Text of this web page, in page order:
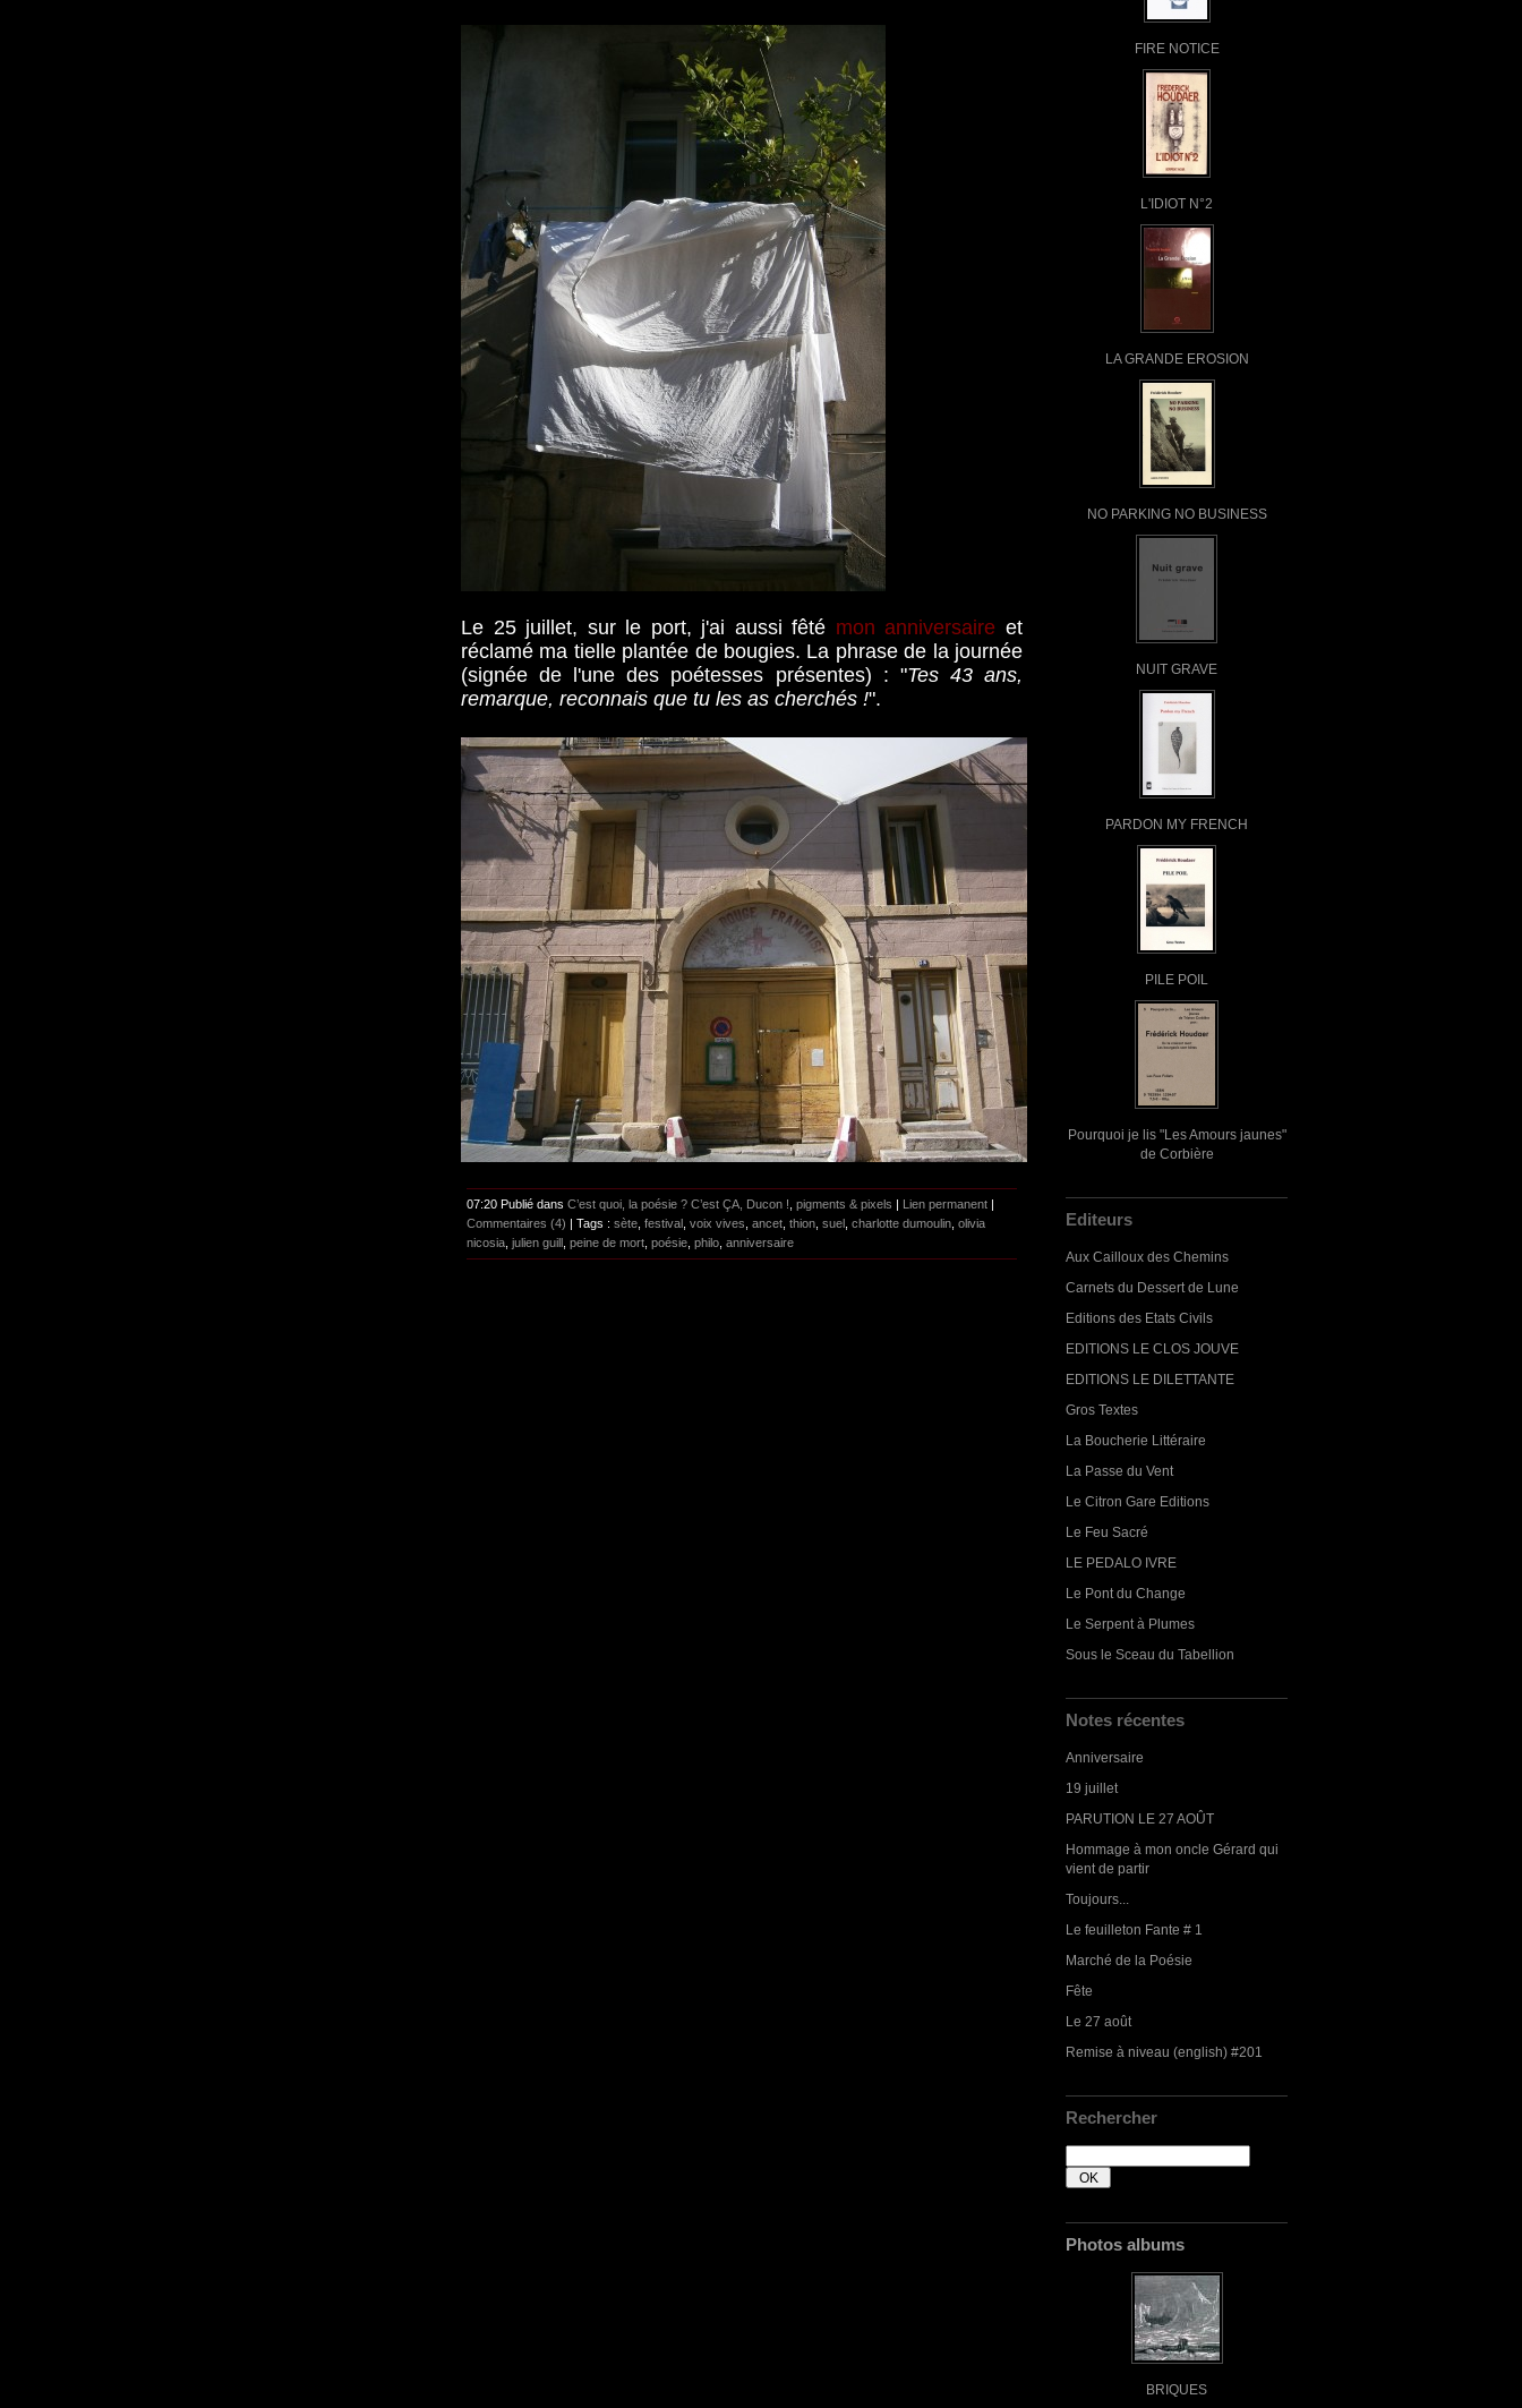
FIRE NOTICE
L'IDIOT N°2
LA GRANDE EROSION
NO PARKING NO BUSINESS
NUIT GRAVE
PARDON MY FRENCH
PILE POIL
Pourquoi je lis "Les Amours jaunes"
de Corbière
Editeurs
Aux Cailloux des Chemins
Carnets du Dessert de Lune
Editions des Etats Civils
EDITIONS LE CLOS JOUVE
EDITIONS LE DILETTANTE
Gros Textes
La Boucherie Littéraire
La Passe du Vent
Le Citron Gare Editions
Le Feu Sacré
LE PEDALO IVRE
Le Pont du Change
Le Serpent à Plumes
Sous le Sceau du Tabellion
Notes récentes
Anniversaire
19 juillet
PARUTION LE 27 AOÛT
Hommage à mon oncle Gérard qui
vient de partir
Toujours...
Le feuilleton Fante # 1
Marché de la Poésie
Fête
Le 27 août
Remise à niveau (english) #201
Rechercher
Photos albums
BRIQUES
Le 25 juillet, sur le port, j'ai aussi fêté mon anniversaire et
réclamé ma tielle plantée de bougies. La phrase de la journée
(signée de l'une des poétesses présentes) : "Tes 43 ans,
remarque, reconnais que tu les as cherchés !".
07:20 Publié dans C’est quoi, la poésie ? C’est ÇA, Ducon ! pigments & pixels | Lien permanent |
Commentaires (4) | Tags : sète festival voix vives ancet thion suel charlotte dumoulin olivia
nicosia julien guill peine de mort poésie philo anniversaire